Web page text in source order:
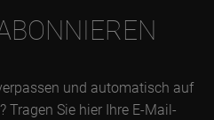
und automatisch auf
Tragen Sie hier Ihre E-Mail-